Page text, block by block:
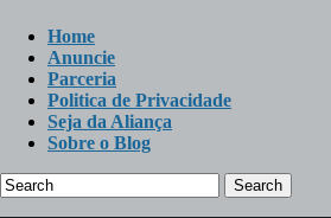
Home
Anuncie
Parceria
Politica de Privacidade
Seja da Aliança
Sobre o Blog
Search